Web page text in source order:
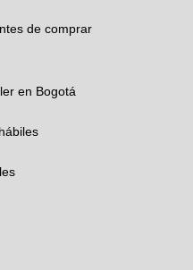
de comprar
en Bogotá